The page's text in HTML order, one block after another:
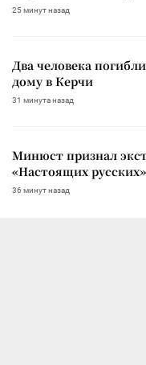
25 минут назад
Два человека
дому в Керчи
31 минута назад
Минюст признал
«Настоящих русских»
36 минут назад